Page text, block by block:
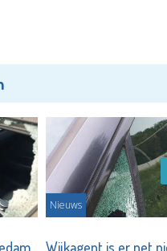
Nieuws
Wijkagent is er net